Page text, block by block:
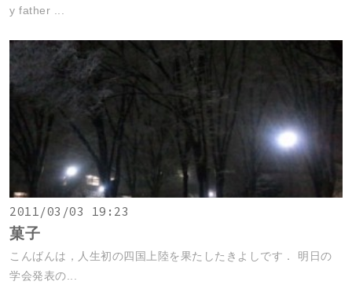
y father ...
2011/03/03 19:23
菓子
こんばんは，人生初の四国上陸を果たしたきよしです． 明日の
学会発表の...